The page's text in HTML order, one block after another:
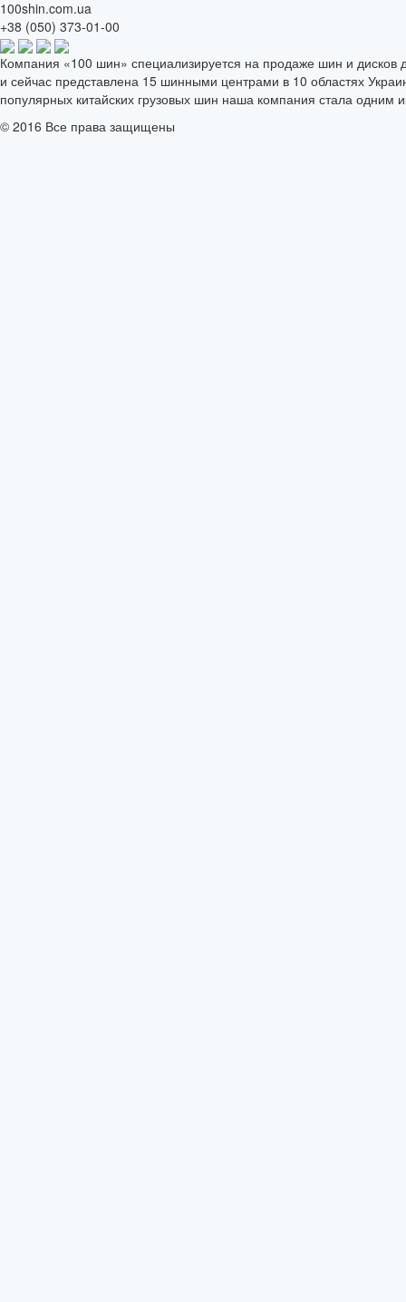
100shin.com.ua
+38 (050) 373-01-00
Компания «100 шин» специализируется на продаже шин и дисков
и сейчас представлена 15 шинными центрами в 10 областях
популярных китайских грузовых шин наша компания стала одним
© 2016 Все права защищены